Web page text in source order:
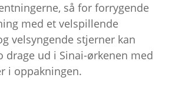
så for forrygende
med et velspillende
velsyngende stjerner kan
drage ud i Sinai-ørkenen med
i oppakningen.